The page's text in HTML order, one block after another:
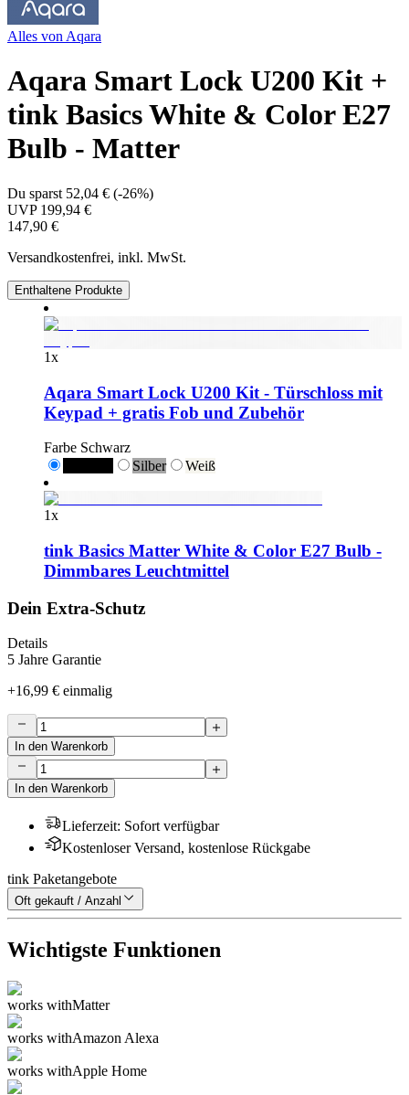
Alles von Aqara
Aqara Smart Lock U200 Kit +
tink Basics White & Color E27
Bulb - Matter
Du sparst 52,04 € (-26%)
UVP 199,94 €
147,90 €
Versandkostenfrei, inkl. MwSt.
Enthaltene Produkte
1x
Aqara Smart Lock U200 Kit - Türschloss mit
Keypad + gratis Fob und Zubehör
Farbe Schwarz
Silber Weiß
1x
tink Basics Matter White & Color E27 Bulb -
Dimmbares Leuchtmittel
Dein Extra-Schutz
Details
5 Jahre Garantie
+16,99 € einmalig
In den Warenkorb
In den Warenkorb
Lieferzeit: Sofort verfügbar
Kostenloser Versand, kostenlose Rückgabe
tink Paketangebote
Oft gekauft / Anzahl
Wichtigste Funktionen
works withMatter
works withAmazon Alexa
works withApple Home